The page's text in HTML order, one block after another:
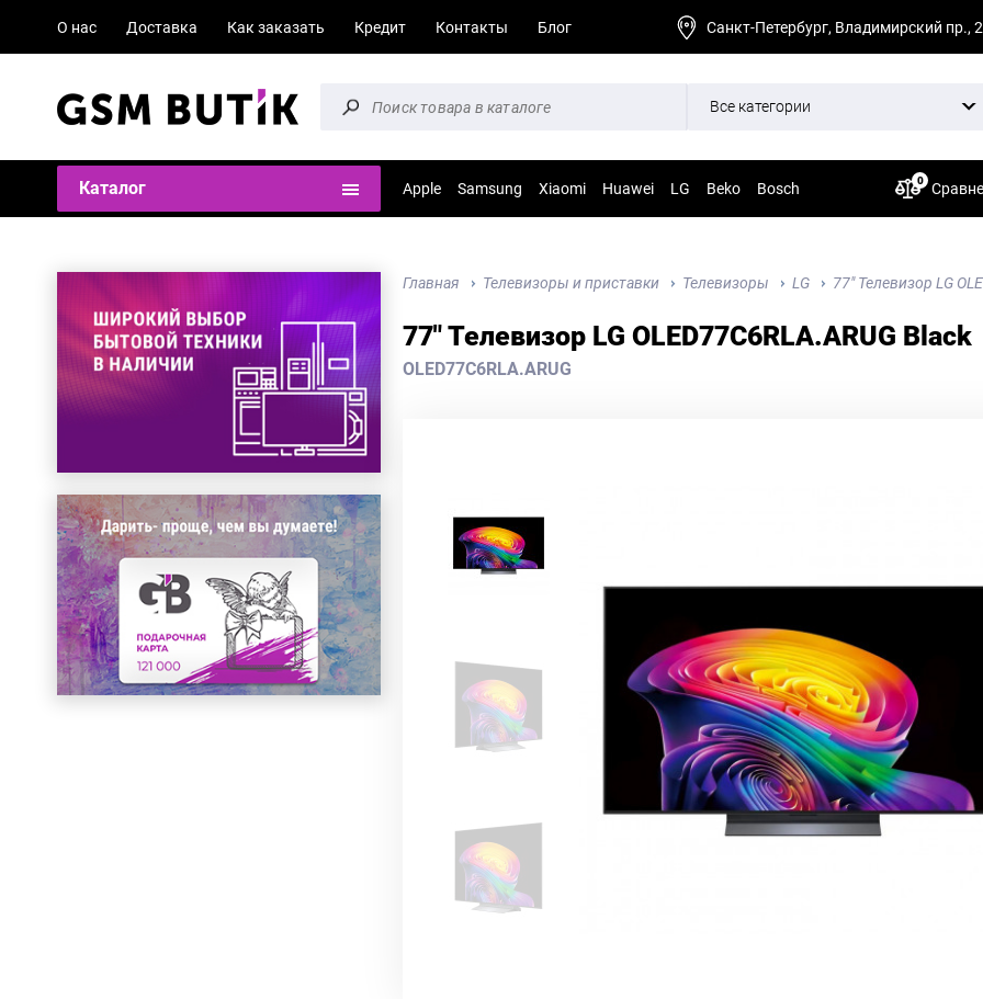
О нас Доставка Как заказать Кредит Контакты Блог Санкт-Петербург, Владимирский пр.,
Все категории
Каталог Apple Samsung Xiaomi Huawei LG Beko Bosch 0
Главная Телевизоры и приставки Телевизоры LG 77" Телевизор LG
77" Телевизор LG OLED77C6RLA.ARUG Black
OLED77C6RLA.ARUG